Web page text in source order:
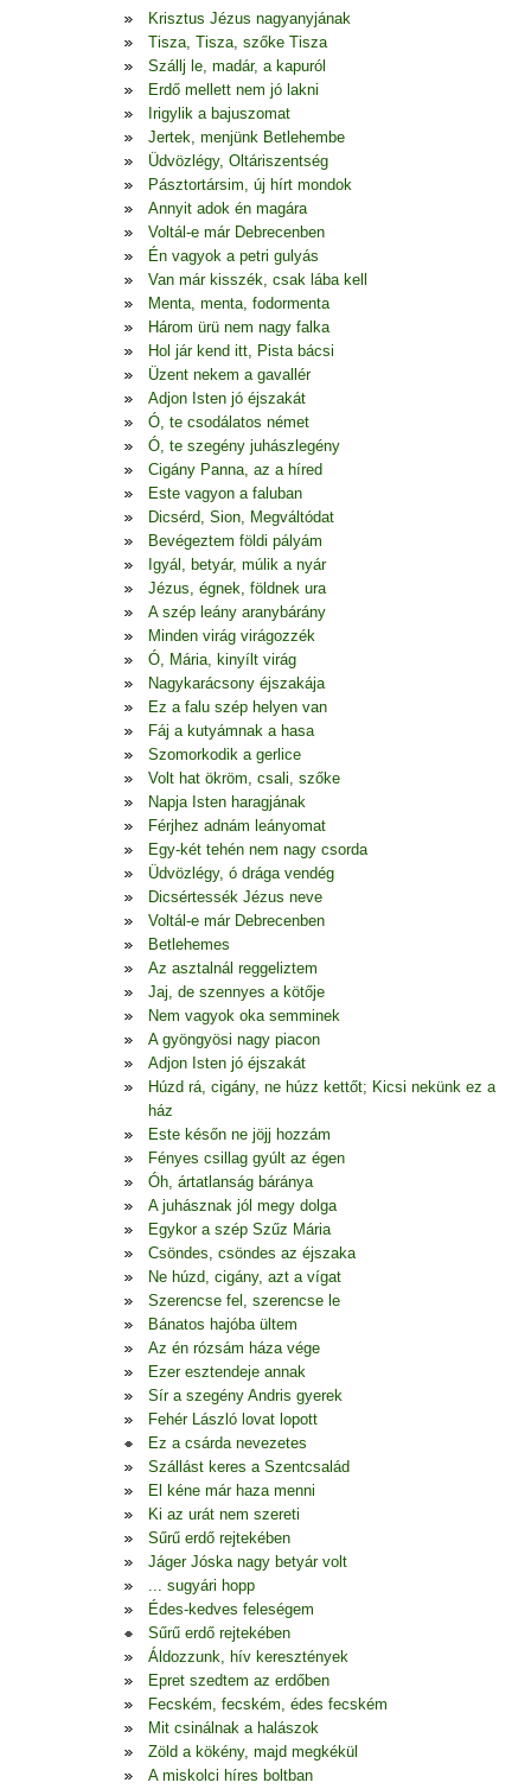
Krisztus Jézus nagyanyjának
Tisza, Tisza, szőke Tisza
Szállj le, madár, a kapuról
Erdő mellett nem jó lakni
Irigylik a bajuszomat
Jertek, menjünk Betlehembe
Üdvözlégy, Oltáriszentség
Pásztortársim, új hírt mondok
Annyit adok én magára
Voltál-e már Debrecenben
Én vagyok a petri gulyás
Van már kisszék, csak lába kell
Menta, menta, fodormenta
Három ürü nem nagy falka
Hol jár kend itt, Pista bácsi
Üzent nekem a gavallér
Adjon Isten jó éjszakát
Ó, te csodálatos német
Ó, te szegény juhászlegény
Cigány Panna, az a híred
Este vagyon a faluban
Dicsérd, Sion, Megváltódat
Bevégeztem földi pályám
Igyál, betyár, múlik a nyár
Jézus, égnek, földnek ura
A szép leány aranybárány
Minden virág virágozzék
Ó, Mária, kinyílt virág
Nagykarácsony éjszakája
Ez a falu szép helyen van
Fáj a kutyámnak a hasa
Szomorkodik a gerlice
Volt hat ökröm, csali, szőke
Napja Isten haragjának
Férjhez adnám leányomat
Egy-két tehén nem nagy csorda
Üdvözlégy, ó drága vendég
Dicsértessék Jézus neve
Voltál-e már Debrecenben
Betlehemes
Az asztalnál reggeliztem
Jaj, de szennyes a kötője
Nem vagyok oka semminek
A gyöngyösi nagy piacon
Adjon Isten jó éjszakát
Húzd rá, cigány, ne húzz kettőt; Kicsi nekünk ez a
ház
Este későn ne jöjj hozzám
Fényes csillag gyúlt az égen
Óh, ártatlanság báránya
A juhásznak jól megy dolga
Egykor a szép Szűz Mária
Csöndes, csöndes az éjszaka
Ne húzd, cigány, azt a vígat
Szerencse fel, szerencse le
Bánatos hajóba ültem
Az én rózsám háza vége
Ezer esztendeje annak
Sír a szegény Andris gyerek
Fehér László lovat lopott
Ez a csárda nevezetes
Szállást keres a Szentcsalád
El kéne már haza menni
Ki az urát nem szereti
Sűrű erdő rejtekében
Jáger Jóska nagy betyár volt
... sugyári hopp
Édes-kedves feleségem
Sűrű erdő rejtekében
Áldozzunk, hív keresztények
Epret szedtem az erdőben
Fecském, fecském, édes fecském
Mit csinálnak a halászok
Zöld a kökény, majd megkékül
A miskolci híres boltban